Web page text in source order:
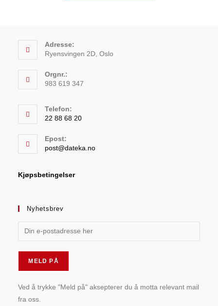
Adresse:
Ryensvingen 2D, Oslo
Orgnr.:
983 619 347
Telefon:
22 88 68 20
Epost:
post@dateka.no
Kjøpsbetingelser
Nyhetsbrev
Ved å trykke "Meld på" aksepterer du å motta relevant mail
fra oss.